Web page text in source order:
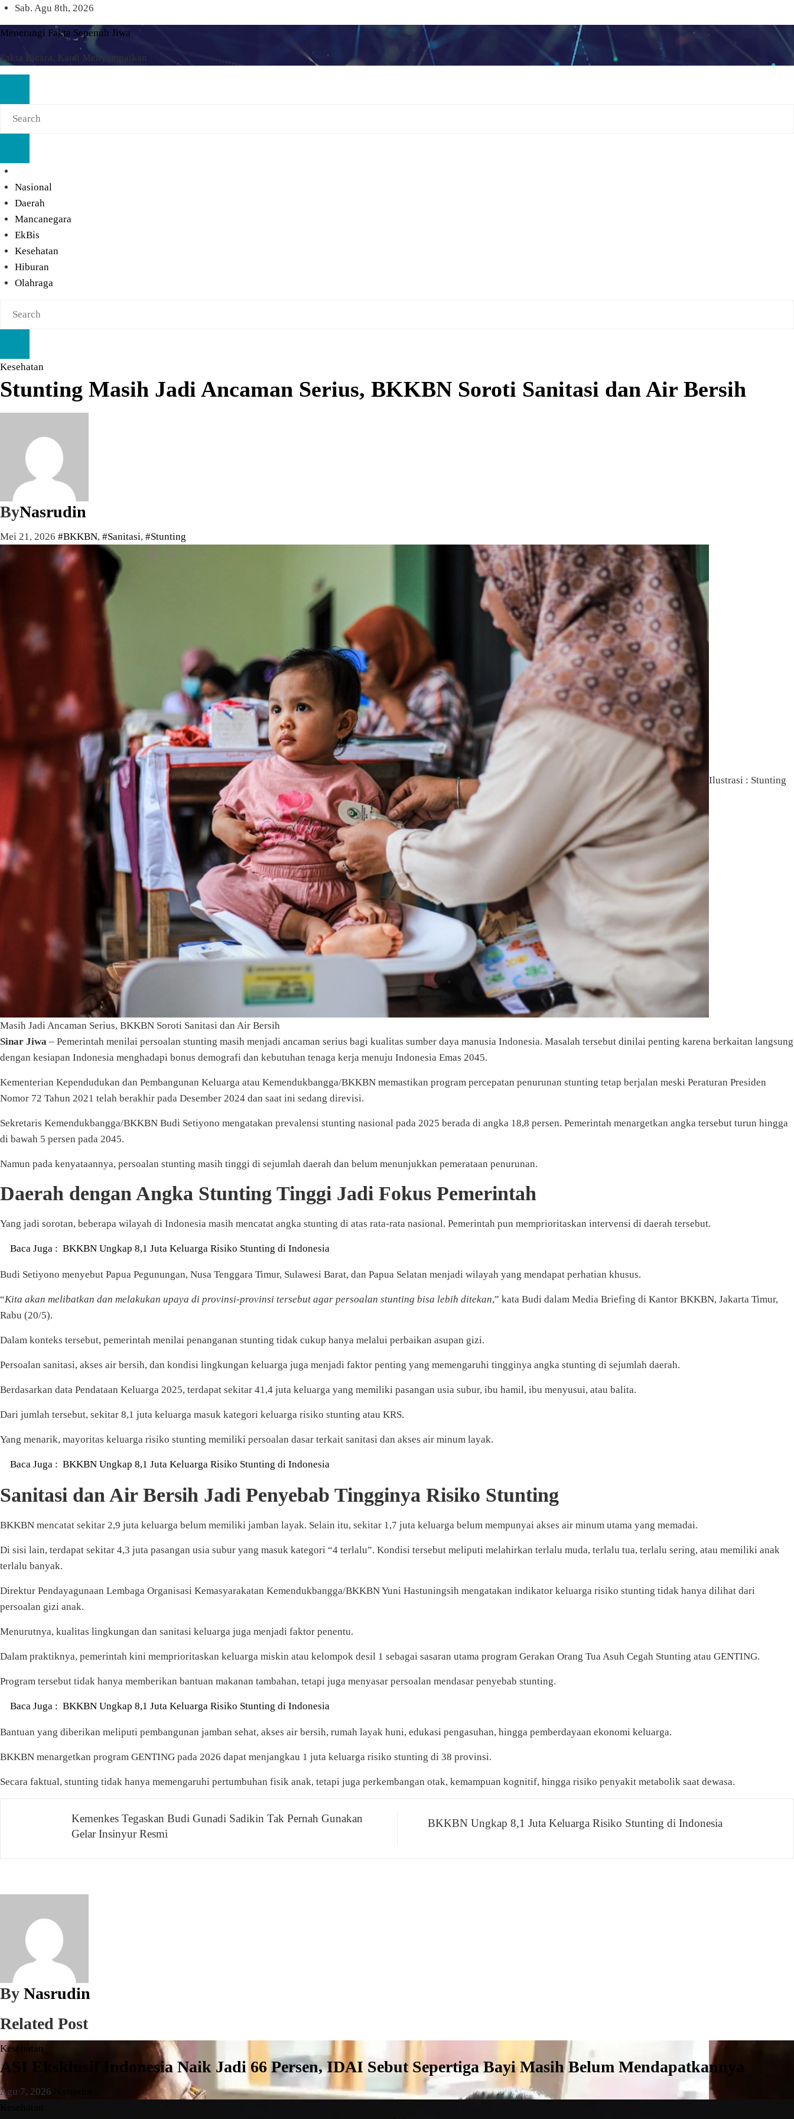
Skip
to
content
Sab. Agu 8th, 2026
Menerangi Fakta Sepenuh Jiwa
Fakta Bicara, Kami Menyampaikan
Nasional
Daerah
Mancanegara
EkBis
Kesehatan
Hiburan
Olahraga
Kesehatan
Stunting Masih Jadi Ancaman Serius, BKKBN Soroti Sanitasi dan Air Bersih
ByNasrudin
Mei 21, 2026 #BKKBN, #Sanitasi, #Stunting
Ilustrasi : Stunting
Masih Jadi Ancaman Serius, BKKBN Soroti Sanitasi dan Air Bersih
Sinar Jiwa – Pemerintah menilai persoalan stunting masih menjadi ancaman serius bagi kualitas sumber daya manusia Indonesia. Masalah tersebut dinilai penting karena berkaitan langsung
dengan kesiapan Indonesia menghadapi bonus demografi dan kebutuhan tenaga kerja menuju Indonesia Emas 2045.
Kementerian Kependudukan dan Pembangunan Keluarga atau Kemendukbangga/BKKBN memastikan program percepatan penurunan stunting tetap berjalan meski Peraturan Presiden
Nomor 72 Tahun 2021 telah berakhir pada Desember 2024 dan saat ini sedang direvisi.
Sekretaris Kemendukbangga/BKKBN Budi Setiyono mengatakan prevalensi stunting nasional pada 2025 berada di angka 18,8 persen. Pemerintah menargetkan angka tersebut turun hingga
di bawah 5 persen pada 2045.
Namun pada kenyataannya, persoalan stunting masih tinggi di sejumlah daerah dan belum menunjukkan pemerataan penurunan.
Daerah dengan Angka Stunting Tinggi Jadi Fokus Pemerintah
Yang jadi sorotan, beberapa wilayah di Indonesia masih mencatat angka stunting di atas rata-rata nasional. Pemerintah pun memprioritaskan intervensi di daerah tersebut.
Baca Juga : BKKBN Ungkap 8,1 Juta Keluarga Risiko Stunting di Indonesia
Budi Setiyono menyebut Papua Pegunungan, Nusa Tenggara Timur, Sulawesi Barat, dan Papua Selatan menjadi wilayah yang mendapat perhatian khusus.
“Kita akan melibatkan dan melakukan upaya di provinsi-provinsi tersebut agar persoalan stunting bisa lebih ditekan,” kata Budi dalam Media Briefing di Kantor BKKBN, Jakarta Timur,
Rabu (20/5).
Dalam konteks tersebut, pemerintah menilai penanganan stunting tidak cukup hanya melalui perbaikan asupan gizi.
Persoalan sanitasi, akses air bersih, dan kondisi lingkungan keluarga juga menjadi faktor penting yang memengaruhi tingginya angka stunting di sejumlah daerah.
Berdasarkan data Pendataan Keluarga 2025, terdapat sekitar 41,4 juta keluarga yang memiliki pasangan usia subur, ibu hamil, ibu menyusui, atau balita.
Dari jumlah tersebut, sekitar 8,1 juta keluarga masuk kategori keluarga risiko stunting atau KRS.
Yang menarik, mayoritas keluarga risiko stunting memiliki persoalan dasar terkait sanitasi dan akses air minum layak.
Baca Juga : BKKBN Ungkap 8,1 Juta Keluarga Risiko Stunting di Indonesia
Sanitasi dan Air Bersih Jadi Penyebab Tingginya Risiko Stunting
BKKBN mencatat sekitar 2,9 juta keluarga belum memiliki jamban layak. Selain itu, sekitar 1,7 juta keluarga belum mempunyai akses air minum utama yang memadai.
Di sisi lain, terdapat sekitar 4,3 juta pasangan usia subur yang masuk kategori “4 terlalu”. Kondisi tersebut meliputi melahirkan terlalu muda, terlalu tua, terlalu sering, atau memiliki anak
terlalu banyak.
Direktur Pendayagunaan Lembaga Organisasi Kemasyarakatan Kemendukbangga/BKKBN Yuni Hastuningsih mengatakan indikator keluarga risiko stunting tidak hanya dilihat dari
persoalan gizi anak.
Menurutnya, kualitas lingkungan dan sanitasi keluarga juga menjadi faktor penentu.
Dalam praktiknya, pemerintah kini memprioritaskan keluarga miskin atau kelompok desil 1 sebagai sasaran utama program Gerakan Orang Tua Asuh Cegah Stunting atau GENTING.
Program tersebut tidak hanya memberikan bantuan makanan tambahan, tetapi juga menyasar persoalan mendasar penyebab stunting.
Baca Juga : BKKBN Ungkap 8,1 Juta Keluarga Risiko Stunting di Indonesia
Bantuan yang diberikan meliputi pembangunan jamban sehat, akses air bersih, rumah layak huni, edukasi pengasuhan, hingga pemberdayaan ekonomi keluarga.
BKKBN menargetkan program GENTING pada 2026 dapat menjangkau 1 juta keluarga risiko stunting di 38 provinsi.
Secara faktual, stunting tidak hanya memengaruhi pertumbuhan fisik anak, tetapi juga perkembangan otak, kemampuan kognitif, hingga risiko penyakit metabolik saat dewasa.
NavigasiKemenkes Tegaskan Budi Gunadi Sadikin Tak Pernah Gunakan
Gelar Insinyur Resmi
BKKBN Ungkap 8,1 Juta Keluarga Risiko Stunting di Indonesia
By Nasrudin
Related Post
Kesehatan
ASI Eksklusif Indonesia Naik Jadi 66 Persen, IDAI Sebut Sepertiga Bayi Masih Belum Mendapatkannya
Agu 7, 2026